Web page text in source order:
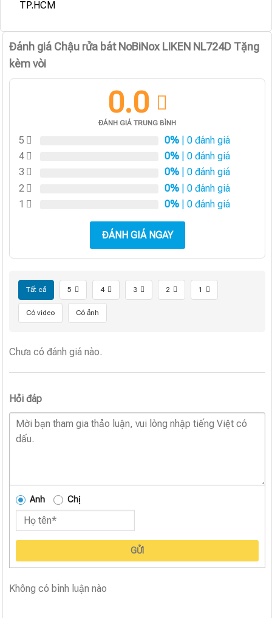
TP.HCM
Đánh giá Chậu rửa bát NoBiNox LIKEN NL724D Tặng
kèm vòi
0.0
ĐÁNH GIÁ TRUNG BÌNH
5 0% | 0 đánh giá
4
0% | 0 đánh giá
3
0% | 0 đánh giá
2
0% | 0 đánh giá
1
0% | 0 đánh giá
ĐÁNH GIÁ NGAY
Tất cả 5 4 3 2 1
Có video Có ảnh
Chưa có đánh giá nào.
Hỏi đáp
Anh Chị
GỬI
Không có bình luận nào